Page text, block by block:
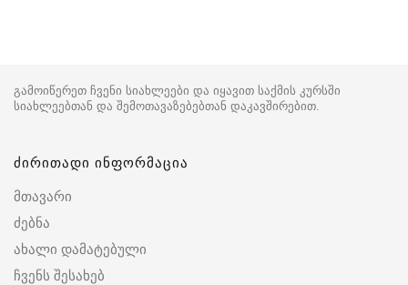
გამოიწერეთ ჩვენი სიახლეები და იყავით საქმის კურსში
სიახლეებთან და შემოთავაზებებთან დაკავშირებით.
ძირითადი ინფორმაცია
მთავარი
ძებნა
ახალი დამატებული
ჩვენს შესახებ